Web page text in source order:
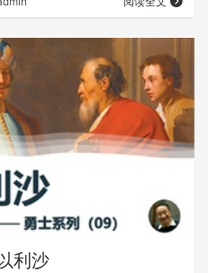
内容，尽在fuyin116.com；欢
站，不受微信的限制 本文链
制下面的链接，在浏览器里
sme0 &…
利沙